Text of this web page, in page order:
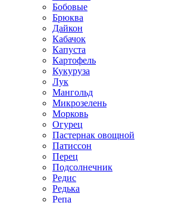
Бобовые
Брюква
Дайкон
Кабачок
Капуста
Картофель
Кукуруза
Лук
Мангольд
Микрозелень
Морковь
Огурец
Пастернак овощной
Патиссон
Перец
Подсолнечник
Редис
Редька
Репа